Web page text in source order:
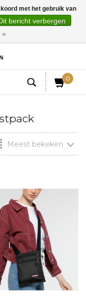
0
Meest bekeken
met het gebruik van
bericht verbergen
»